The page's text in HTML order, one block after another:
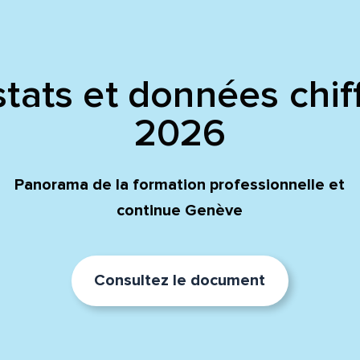
et données
2026
Panorama de la formation professionnelle et
continue Genève
Consultez le document